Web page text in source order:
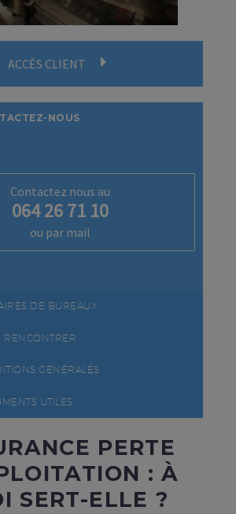
ACCÈS CLIENT
NOUS
Contactez nous au
064 26 71 10
ou par mail
DE BUREAUX
RENCONTRER
GÉNÉRALES
UTILES
PERTE
: À
SERT-ELLE ?